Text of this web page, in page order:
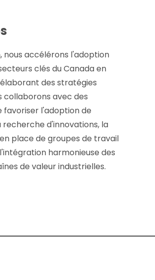
nous accélérons l'adoption
clés du Canada en
des stratégies
collaborons avec des
favoriser l'adoption de
d'innovations, la
place de groupes de travail
harmonieuse des
de valeur industrielles.